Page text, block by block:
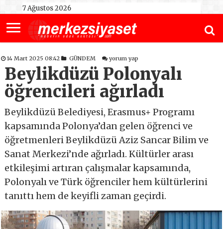
7 Ağustos 2026
14 Mart 2025 08:42 GÜNDEM yorum yap
Beylikdüzü Polonyalı
öğrencileri ağırladı
Beylikdüzü Belediyesi, Erasmus+ Programı
kapsamında Polonya’dan gelen öğrenci ve
öğretmenleri Beylikdüzü Aziz Sancar Bilim ve
Sanat Merkezi’nde ağırladı. Kültürler arası
etkileşimi artıran çalışmalar kapsamında,
Polonyalı ve Türk öğrenciler hem kültürlerini
tanıttı hem de keyifli zaman geçirdi.